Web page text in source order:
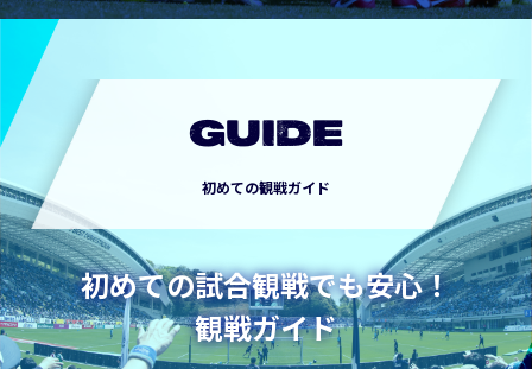
GUIDE
初めての観戦ガイド
初めての試合観戦でも安心！
観戦ガイド